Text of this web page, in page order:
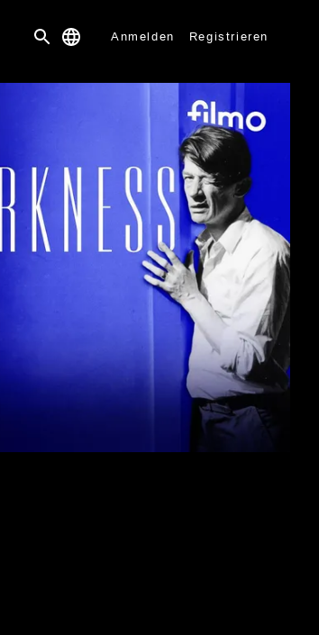
Anmelden Registrieren
moment for technical reasons.